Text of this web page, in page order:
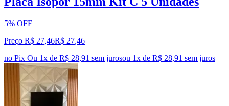
5% OFF
Preço R$ 27,46R$ 27,46
no Pix Ou 1x de R$ 28,91 sem jurosou 1x de R$ 28,91 sem juros